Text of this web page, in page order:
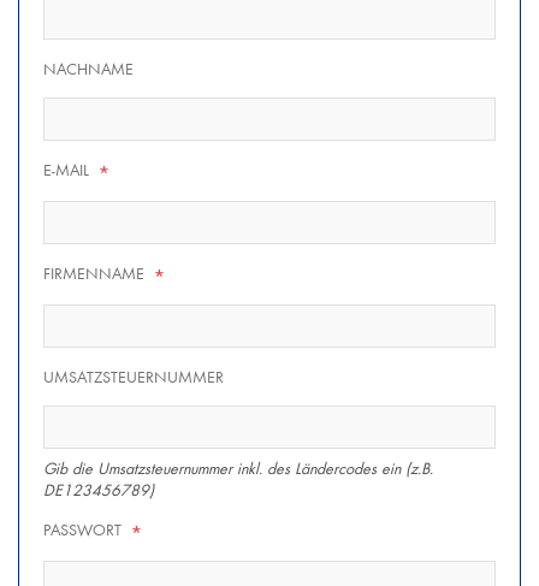
HÄNDLERSUCHE
NACHNAME
E-MAIL *
FIRMENNAME *
UMSATZSTEUERNUMMER
Gib die Umsatzsteuernummer inkl. des Ländercodes ein (z.B.
DE123456789)
PASSWORT *